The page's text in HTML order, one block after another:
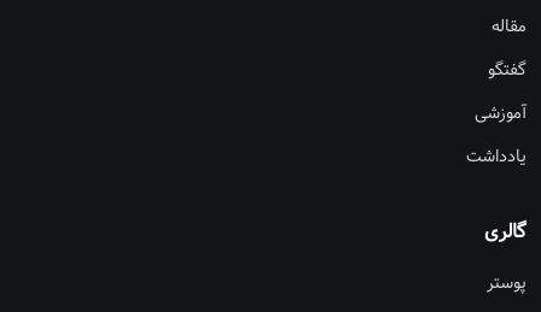
مقاله
گفتگو
آموزشی
یادداشت
گالری
پوستر